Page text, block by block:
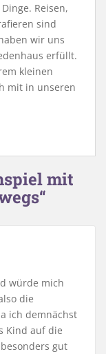
Reisen,
sind
wir uns
erfüllt.
kleinen
mit in unseren
mit
würde mich
die
ich demnächst
Kind auf die
gut